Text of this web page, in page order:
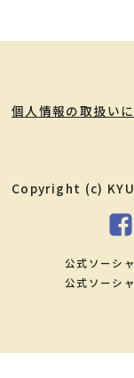
個人情報の取扱い
Copyright (c)
公式ソーシ
公式ソーシ